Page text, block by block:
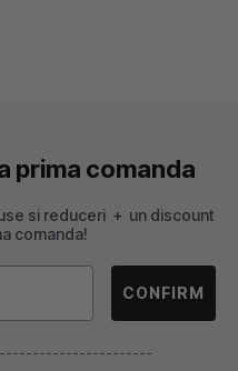
prima comanda
si reduceri + un discount
comanda!
CONFIRM